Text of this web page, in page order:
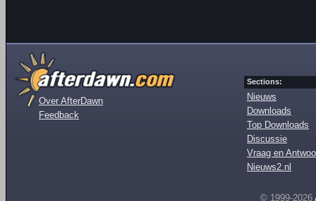
Over AfterDawn
Feedback
Sections:
Nieuws
Downloads
Top Downloads
Discussie
Vraag en
Nieuws2.nl
© 1999-2026